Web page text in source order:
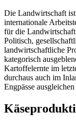
Die Landwirtschaft
internationale
für die
Politisch,
landwirtschaftliche
kategorisch
Kartoffelernte im
durchaus auch im
Engpässe